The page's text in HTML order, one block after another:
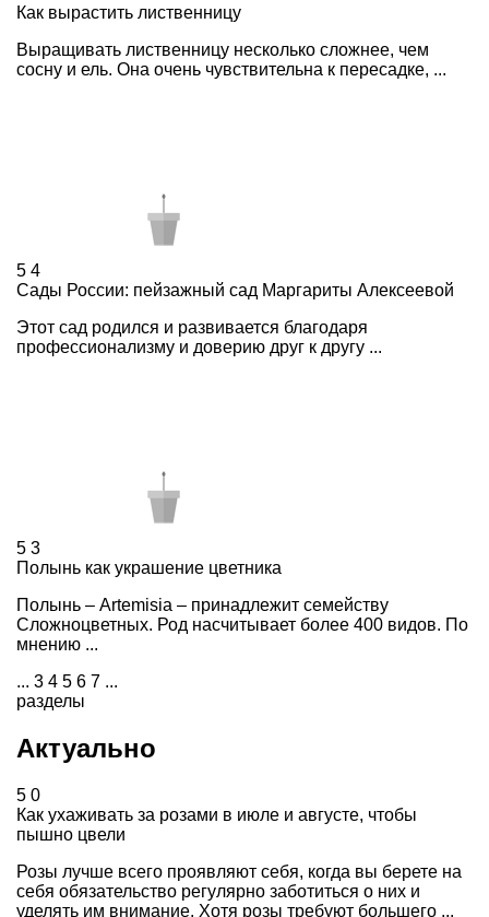
Как вырастить лиственницу
Выращивать лиственницу несколько сложнее, чем
сосну и ель. Она очень чувствительна к пересадке, ...
5 4
Сады России: пейзажный сад Маргариты Алексеевой
Этот сад родился и развивается благодаря
профессионализму и доверию друг к другу ...
5 3
Полынь как украшение цветника
Полынь – Artemisia – принадлежит семейству
Сложноцветных. Род насчитывает более 400 видов. По
мнению ...
... 3 4 5 6 7 ...
разделы
Актуально
5 0
Как ухаживать за розами в июле и августе, чтобы
пышно цвели
Розы лучше всего проявляют себя, когда вы берете на
себя обязательство регулярно заботиться о них и
уделять им внимание. Хотя розы требуют большего ...